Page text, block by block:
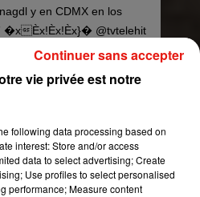
y en CDMX en los
�xÈx!Èx!Èx}� @tvtelehit
de muscles saillants
Roi de la Bachataquitte
de chanteur romantique
» un peu plus caliente.
vie privée est notre
following data processing based on
interest: Store and/or access
data to select advertising; Create
Use profiles to select personalised
performance; Measure content
Continuer sans accepter